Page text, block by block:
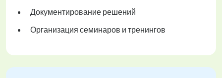
Документирование решений
Организация семинаров и тренингов